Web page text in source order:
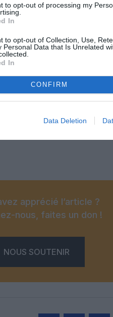
to opt-out of processing my
In
to opt-out of Collection, Use,
Personal Data that Is Unrelated
In
CONFIRM
Data Deletion
apprécié l’article ?
nous, faites un don !
NOUS SOUTENIR